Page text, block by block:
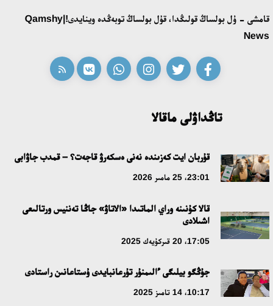
قامشى - ۇل بولساڭ قولىڭدا، قۇل بولساڭ توبەڭدە وينايدى!|Qamshy
News
تاڭداۋلى ماقالا
قۇربان ايت كەزىندە نەنى ەسكەرۋ قاجەت؟ – قمدب جاۋابى
23:01، 25 مامىر 2026
قالا كۇنىنە وراي الماتىدا «الاتاۋ» جاڭا تەننيس ورتالىعى
اشىلادى
17:05، 20 قىركۇيەك 2025
جۇڭگو بيلىگى ءالىمنۇر تۇرعانبايدى ۇستاعانىن راستادى
10:17، 14 تامىز 2025